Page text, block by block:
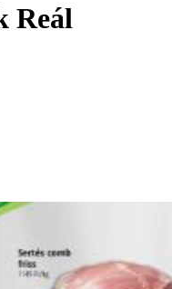
Reál